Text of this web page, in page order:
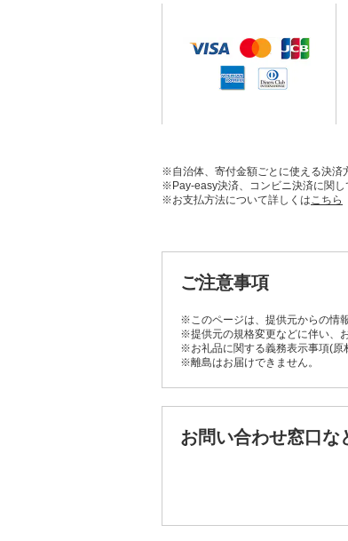
※自治体、寄付金額ごとに使える決済
※Pay-easy決済、コンビニ決済に関し
※お支払方法について詳しくはこちら
ご注意事項
※このページは、提供元からの情
※提供元の規格変更などに伴い、
※お礼品に関する義務表示事項(原
※離島はお届けできません。
お問い合わせ窓口な